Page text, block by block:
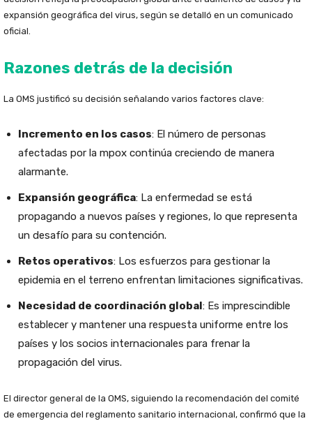
expansión geográfica del virus, según se detalló en un comunicado
oficial.
Razones detrás de la decisión
La OMS justificó su decisión señalando varios factores clave:
Incremento en los casos: El número de personas
afectadas por la mpox continúa creciendo de manera
alarmante.
Expansión geográfica: La enfermedad se está
propagando a nuevos países y regiones, lo que representa
un desafío para su contención.
Retos operativos: Los esfuerzos para gestionar la
epidemia en el terreno enfrentan limitaciones significativas.
Necesidad de coordinación global: Es imprescindible
establecer y mantener una respuesta uniforme entre los
países y los socios internacionales para frenar la
propagación del virus.
El director general de la OMS, siguiendo la recomendación del comité
de emergencia del reglamento sanitario internacional, confirmó que la